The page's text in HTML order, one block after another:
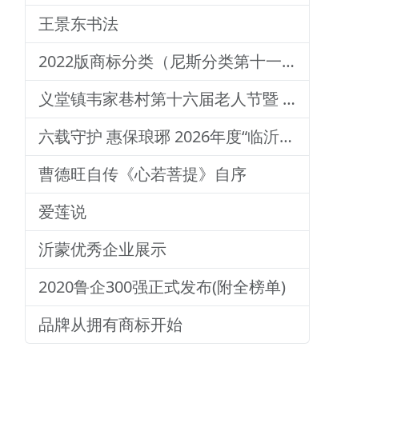
王景东书法
2022版商标分类（尼斯分类第十一版）
义堂镇韦家巷村第十六届老人节暨 孝善互助基金启动仪式成功举行
六载守护 惠保琅琊 2026年度“临沂保”今日上线
曹德旺自传《心若菩提》自序
爱莲说
沂蒙优秀企业展示
2020鲁企300强正式发布(附全榜单)
品牌从拥有商标开始